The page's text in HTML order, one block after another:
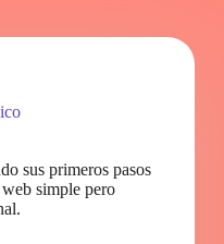
sus primeros pasos
simple pero